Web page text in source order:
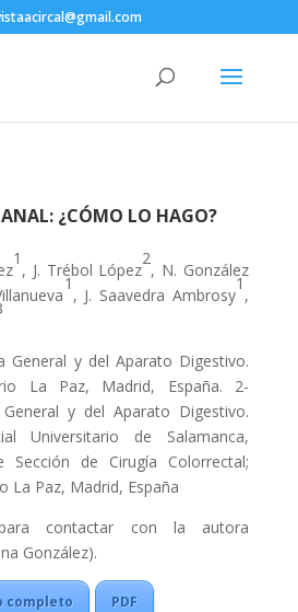
¿CÓMO LO HAGO?
1
, J. Trébol López
2
, N. González
1
, J. Saavedra Ambrosy
1
,
General y del Aparato Digestivo.
La Paz, Madrid, España. 2-
y del Aparato Digestivo.
Universitario de Salamanca,
Sección de Cirugía Colorrectal;
La Paz, Madrid, España
para contactar con la autora
González).
completo PDF